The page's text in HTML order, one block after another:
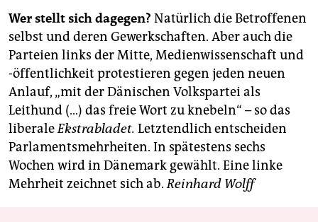
Wer stellt sich dagegen? Natürlich die Betroffenen
selbst und deren Gewerkschaften. Aber auch die
Parteien links der Mitte, Medienwissenschaft und
-öffentlichkeit protestieren gegen jeden neuen
Anlauf, „mit der Dänischen Volkspartei als
Leithund (…) das freie Wort zu knebeln“ – so das
liberaleEkstrabladet. Letztendlich entscheiden
Parlamentsmehrheiten. In spätestens sechs
Wochen wird in Dänemark gewählt. Eine linke
Mehrheit zeichnet sich ab.Reinhard Wolff